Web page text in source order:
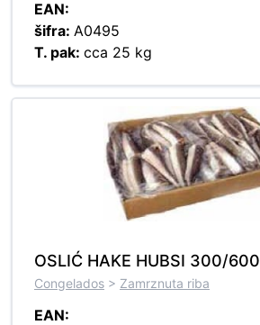
EAN:
šifra: A0495
T. pak: cca 25 kg
OSLIĆ HAKE HUBSI 300/600
Congelados > Zamrznuta riba
EAN: